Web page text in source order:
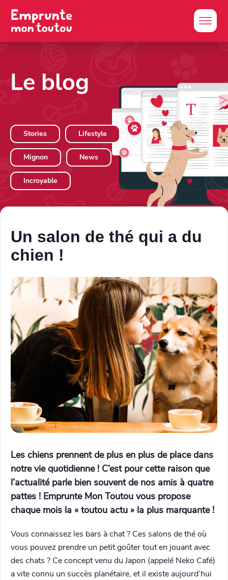
Le blog
Stories Lifestyle
Mignon News
Incroyable
Un salon de thé qui a du
chien !
Les chiens prennent de plus en plus de place dans
notre vie quotidienne ! C’est pour cette raison que
l’actualité parle bien souvent de nos amis à quatre
pattes ! Emprunte Mon Toutou vous propose
chaque mois la « toutou actu » la plus marquante !
Vous connaissez les bars à chat ? Ces salons de thé où
vous pouvez prendre un petit goûter tout en jouant avec
des chats ? Ce concept venu du Japon (appelé Neko Café)
a vite connu un succès planétaire, et il existe aujourd’hui